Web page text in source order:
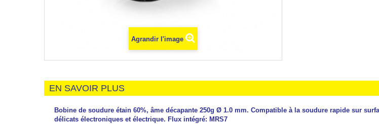
Agrandir l'image
EN SAVOIR PLUS
Bobine de soudure étain 60%, âme décapante 250g Ø 1.0 mm. Compatible à la soudure rapide sur
délicats électroniques et électrique. Flux intégré: MRS7